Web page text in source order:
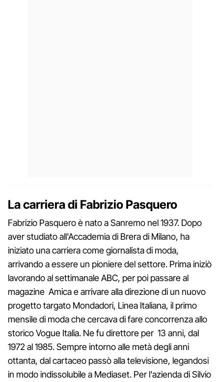
La carriera di Fabrizio Pasquero
Fabrizio Pasquero è nato a Sanremo nel 1937. Dopo
aver studiato all'Accademia di Brera di Milano, ha
iniziato una carriera come giornalista di moda,
arrivando a essere un pioniere del settore. Prima iniziò
lavorando al settimanale ABC, per poi passare al
magazine Amica e arrivare alla direzione di un nuovo
progetto targato Mondadori, Linea Italiana, il primo
mensile di moda che cercava di fare concorrenza allo
storico Vogue Italia. Ne fu direttore per 13 anni, dal
1972 al 1985. Sempre intorno alle metà degli anni
ottanta, dal cartaceo passò alla televisione, legandosi
in modo indissolubile a Mediaset. Per l'azienda di Silvio